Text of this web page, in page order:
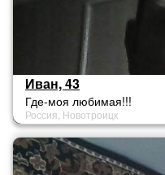
Иван, 43
Где-моя любимая!!!
Россия, Новотроицк